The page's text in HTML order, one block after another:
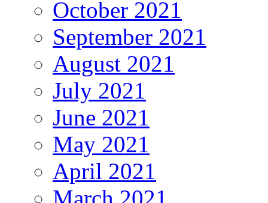
October 2021
September 2021
August 2021
July 2021
June 2021
May 2021
April 2021